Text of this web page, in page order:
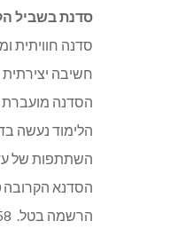
סדנת בשביל
סדנה חוויתית
חשיבה
הסדנה מועברת
הלימוד נעשה
השתתפות של עד 8 זוגות בסדנא בת 4
הסדנא הקרובה 18.12.20 (ביער חוף הכרמל) מחיר 450 שקלים.
הרשמה בטל. 054-9982258